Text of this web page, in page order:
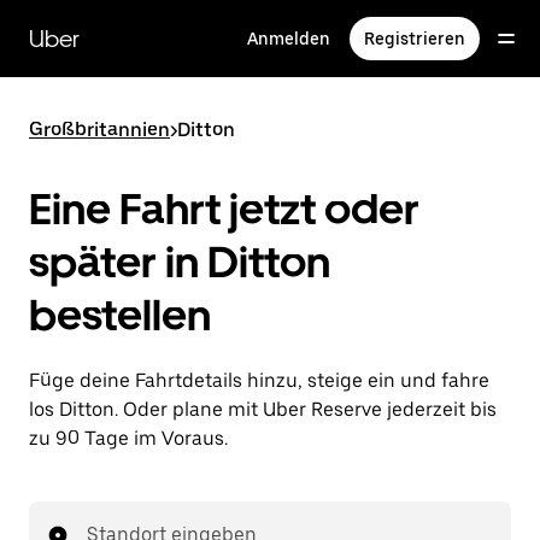
zum
Hauptinhalt
Uber Anmelden Registrieren
Großbritannien>Ditton
Eine Fahrt jetzt oder
später in Ditton
bestellen
Füge deine Fahrtdetails hinzu, steige ein und fahre
los Ditton. Oder plane mit Uber Reserve jederzeit bis
zu 90 Tage im Voraus.
Standort eingeben